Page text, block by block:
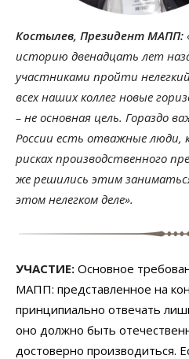
Костылев, Президент МАПП:
историю двенадцать лет
участниками пройти
всех наших коллег новые
– не основная цель. Гораздо
России есть отважные люди,
рисках производственного
же решились этим
этом нелегком деле».
УЧАСТИЕ: Основное
МАПП: представленное на
принципиально отвечать
оно должно быть
достоверно производиться.